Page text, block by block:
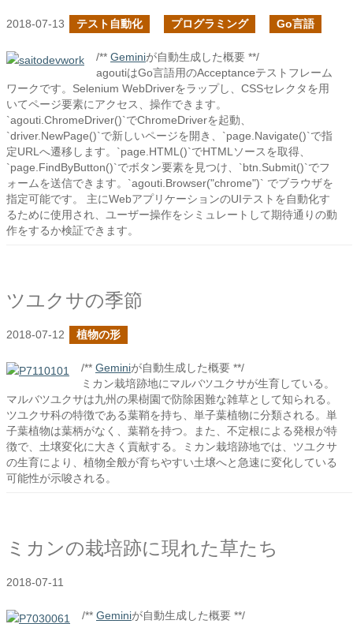
2018-07-13 テスト自動化 プログラミング Go言語
/** Geminiが自動生成した概要 **/
agoutiはGo言語用のAcceptanceテストフレーム
ワークです。Selenium WebDriverをラップし、CSSセレクタを用
いてページ要素にアクセス、操作できます。
`agouti.ChromeDriver()`でChromeDriverを起動、
`driver.NewPage()`で新しいページを開き、`page.Navigate()`で指
定URLへ遷移します。`page.HTML()`でHTMLソースを取得、
`page.FindByButton()`でボタン要素を見つけ、`btn.Submit()`でフ
ォームを送信できます。`agouti.Browser("chrome")` でブラウザを
指定可能です。 主にWebアプリケーションのUIテストを自動化す
るために使用され、ユーザー操作をシミュレートして期待通りの動
作をするか検証できます。
ツユクサの季節
2018-07-12 植物の形
/** Geminiが自動生成した概要 **/
ミカン栽培跡地にマルバツユクサが生育している。
マルバツユクサは九州の果樹園で防除困難な雑草として知られる。
ツユクサ科の特徴である葉鞘を持ち、単子葉植物に分類される。単
子葉植物は葉柄がなく、葉鞘を持つ。また、不定根による発根が特
徴で、土壌変化に大きく貢献する。ミカン栽培跡地では、ツユクサ
の生育により、植物全般が育ちやすい土壌へと急速に変化している
可能性が示唆される。
ミカンの栽培跡に現れた草たち
2018-07-11
/** Geminiが自動生成した概要 **/